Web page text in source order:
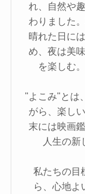
れ、自然や
わりました
晴れた日に
め、夜は美
を楽しむ
"よこみ"とは
がら、楽し
末には映画
人生の新
私たちの目
ら、心地よ